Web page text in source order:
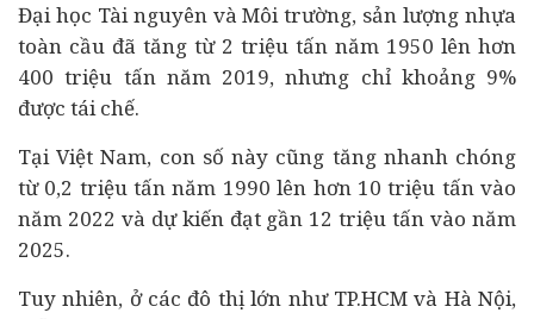
Đại học Tài nguyên và Môi trường, sản lượng nhựa
toàn cầu đã tăng từ 2 triệu tấn năm 1950 lên hơn
400 triệu tấn năm 2019, nhưng chỉ khoảng 9%
được tái chế.
Tại Việt Nam, con số này cũng tăng nhanh chóng
từ 0,2 triệu tấn năm 1990 lên hơn 10 triệu tấn vào
năm 2022 và dự kiến đạt gần 12 triệu tấn vào năm
2025.
Tuy nhiên, ở các đô thị lớn như TP.HCM và Hà Nội,